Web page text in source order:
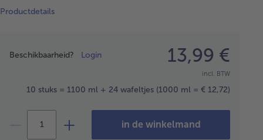
Productdetails
Beschikbaarheid? Login 13,99 €
incl. BTW
10 stuks = 1100 ml + 24 wafeltjes (1000 ml = € 12,72)
in de winkelmand